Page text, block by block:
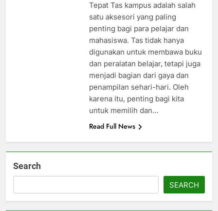
Tepat Tas kampus adalah salah
satu aksesori yang paling
penting bagi para pelajar dan
mahasiswa. Tas tidak hanya
digunakan untuk membawa buku
dan peralatan belajar, tetapi juga
menjadi bagian dari gaya dan
penampilan sehari-hari. Oleh
karena itu, penting bagi kita
untuk memilih dan…
Read Full News
Search
SEARCH